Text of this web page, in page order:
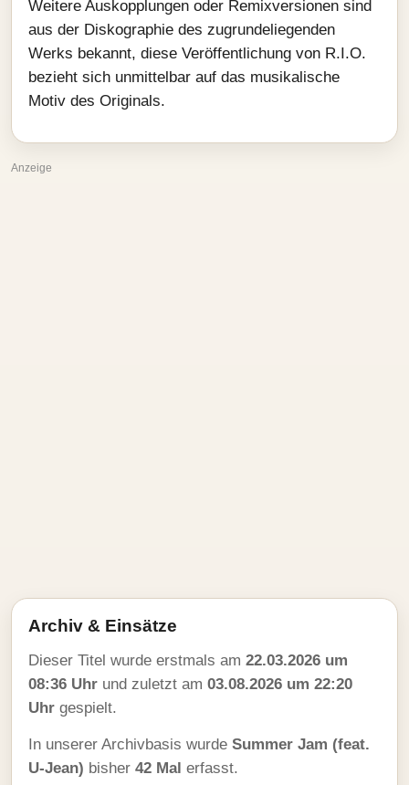
Weitere Auskopplungen oder Remixversionen sind
aus der Diskographie des zugrundeliegenden
Werks bekannt, diese Veröffentlichung von R.I.O.
bezieht sich unmittelbar auf das musikalische
Motiv des Originals.
Anzeige
Archiv & Einsätze
Dieser Titel wurde erstmals am 22.03.2026 um
08:36 Uhr und zuletzt am 03.08.2026 um 22:20
Uhr gespielt.
In unserer Archivbasis wurde Summer Jam (feat.
U-Jean) bisher 42 Mal erfasst.